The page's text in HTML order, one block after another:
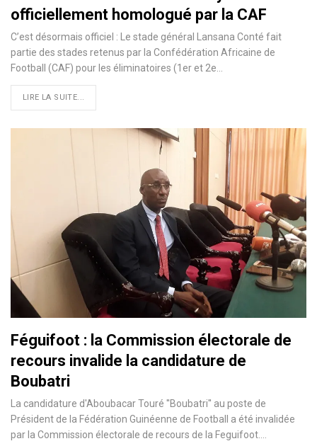
officiellement homologué par la CAF
C’est désormais officiel : Le stade général Lansana Conté fait
partie des stades retenus par la Confédération Africaine de
Football (CAF) pour les éliminatoires (1er et 2e
LIRE LA SUITE...
Féguifoot : la Commission électorale de
recours invalide la candidature de
Boubatri
La candidature d'Aboubacar Touré ''Boubatri'' au poste de
Président de la Fédération Guinéenne de Football a été invalidée
par la Commission électorale de recours de la Feguifoot.